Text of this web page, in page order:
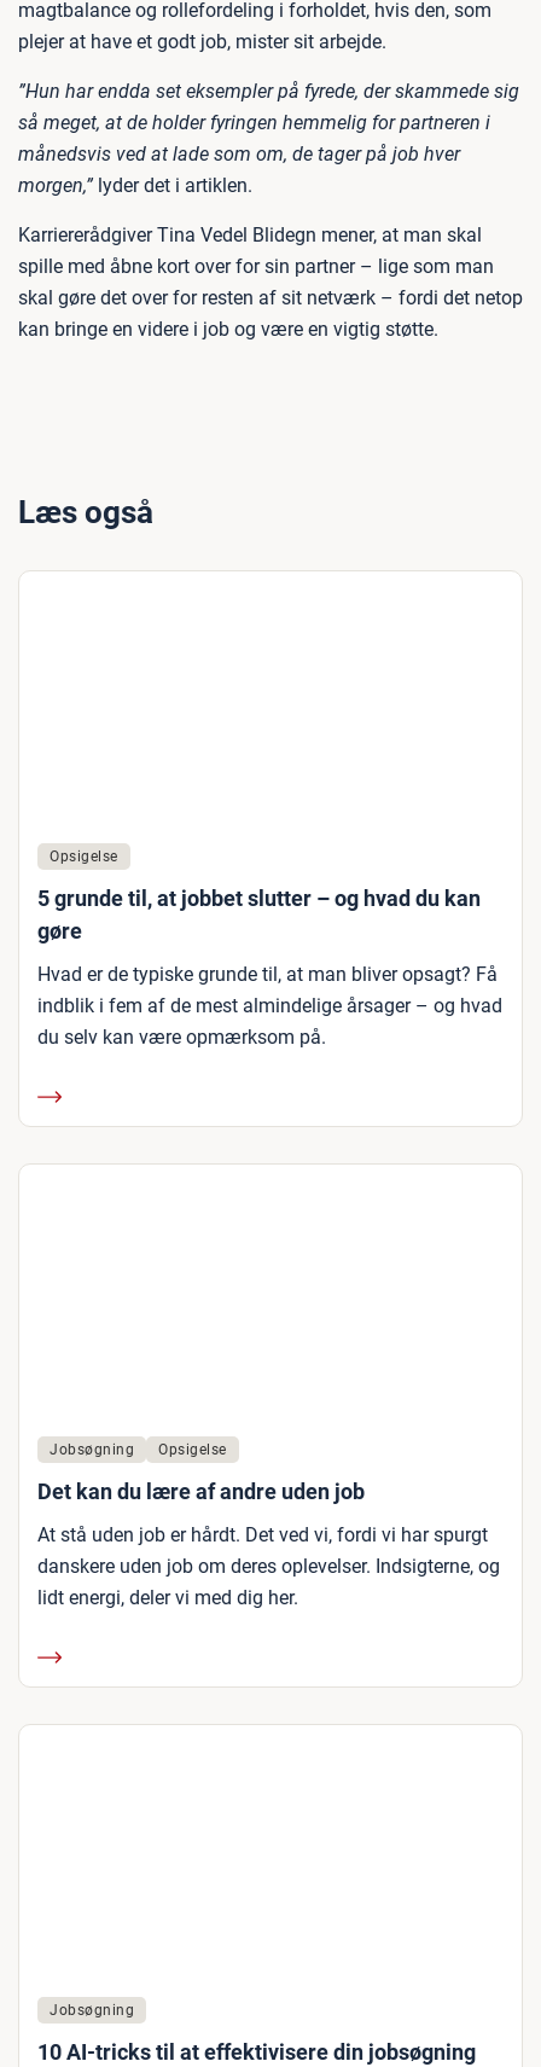
magtbalance og rollefordeling i forholdet, hvis den, som
plejer at have et godt job, mister sit arbejde.
”Hun har endda set eksempler på fyrede, der skammede sig
så meget, at de holder fyringen hemmelig for partneren i
månedsvis ved at lade som om, de tager på job hver
morgen,” lyder det i artiklen.
Karriererådgiver Tina Vedel Blidegn mener, at man skal
spille med åbne kort over for sin partner – lige som man
skal gøre det over for resten af sit netværk – fordi det netop
kan bringe en videre i job og være en vigtig støtte.
Læs også
Opsigelse
5 grunde til, at jobbet slutter – og hvad du kan
gøre
Hvad er de typiske grunde til, at man bliver opsagt? Få
indblik i fem af de mest almindelige årsager – og hvad
du selv kan være opmærksom på.
Jobsøgning Opsigelse
Det kan du lære af andre uden job
At stå uden job er hårdt. Det ved vi, fordi vi har spurgt
danskere uden job om deres oplevelser. Indsigterne, og
lidt energi, deler vi med dig her.
Jobsøgning
10 AI-tricks til at effektivisere din jobsøgning